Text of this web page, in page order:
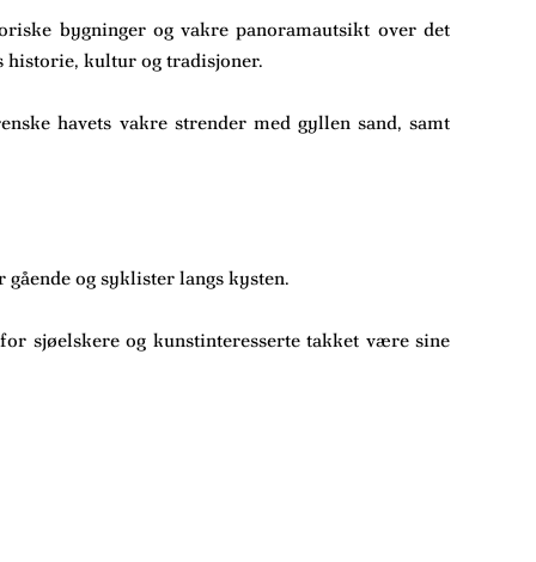
bygninger og vakre panoramautsikt over det
historie, kultur og tradisjoner.
havets vakre strender med gyllen sand, samt
og syklister langs kysten.
sjøelskere og kunstinteresserte takket være sine